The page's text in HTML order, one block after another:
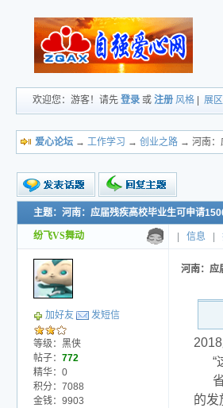
欢迎您：游客！请先登录 或注册 风格 |展区
爱心论坛 →工作学习 →创业之路 → 河南：
新的主题
投票帖
小字报
主题：河南：应届残疾高校毕业生可申请
纷飞VS舞动 信息
加好友 发短信
等级：黑侠
帖子： 772
精华：0
积分：7088
金钱：9903
河南：应
“
的发